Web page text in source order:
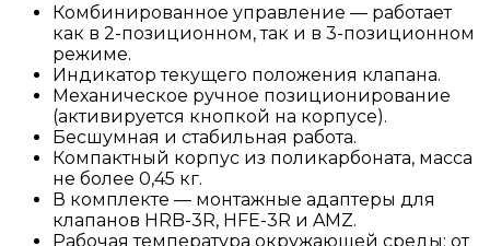
Комбинированное управление — работает
как в 2-позиционном, так и в 3-позиционном
режиме.
Индикатор текущего положения клапана.
Механическое ручное позиционирование
(активируется кнопкой на корпусе).
Бесшумная и стабильная работа.
Компактный корпус из поликарбоната, масса
не более 0,45 кг.
В комплекте — монтажные адаптеры для
клапанов HRB-3R, HFE-3R и AMZ.
Рабочая температура окружающей среды: от